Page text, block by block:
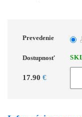
Prevedenie
Dostupnosť
17.90 €